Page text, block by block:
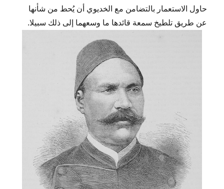
حاول الاستعمار بالتضامن مع الخديوي أن يُحط من شأنها
عن طريق تلطيخ سمعة قائدها ما وسعهما إلى ذلك سبيلا.